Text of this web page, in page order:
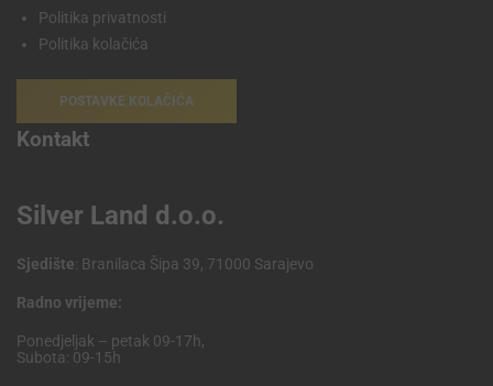
Politika privatnosti
Politika kolačića
POSTAVKE KOLAČIĆA
Kontakt
Silver Land d.o.o.
Sjedište: Branilaca Šipa 39, 71000 Sarajevo
Radno vrijeme:
Ponedjeljak – petak 09-17h,
Subota: 09-15h